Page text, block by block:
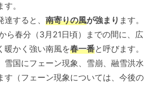
。
すると、 南寄りの風が強まり ます。
ら春分（3月21日頃）までの間に、広
暖かく強い南風を春一番と呼びます。
雪国にフェーン現象、雪崩、融雪洪水
す（フェーン現象については、今後の